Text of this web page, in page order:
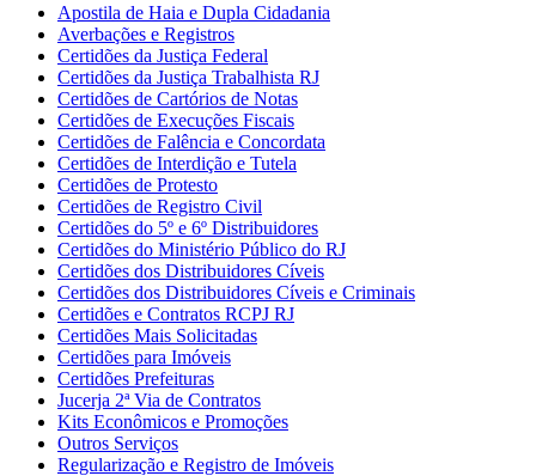
Apostila de Haia e Dupla Cidadania
Averbações e Registros
Certidões da Justiça Federal
Certidões da Justiça Trabalhista RJ
Certidões de Cartórios de Notas
Certidões de Execuções Fiscais
Certidões de Falência e Concordata
Certidões de Interdição e Tutela
Certidões de Protesto
Certidões de Registro Civil
Certidões do 5º e 6º Distribuidores
Certidões do Ministério Público do RJ
Certidões dos Distribuidores Cíveis
Certidões dos Distribuidores Cíveis e Criminais
Certidões e Contratos RCPJ RJ
Certidões Mais Solicitadas
Certidões para Imóveis
Certidões Prefeituras
Jucerja 2ª Via de Contratos
Kits Econômicos e Promoções
Outros Serviços
Regularização e Registro de Imóveis